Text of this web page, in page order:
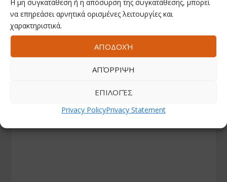
Η μη συγκατάθεση ή η απόσυρση της συγκατάθεσης, μπορεί
να επηρεάσει αρνητικά ορισμένες λειτουργίες και
χαρακτηριστικά.
ΑΠΟΔΟΧΉ
ΑΠΌΡΡΙΨΗ
ΕΠΙΛΟΓΈΣ
Privacy PolicyPrivacy Statement